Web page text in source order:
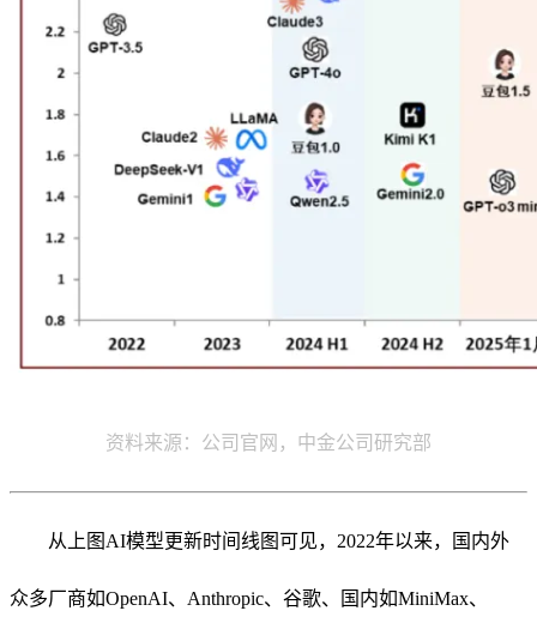
资料来源：公司官网，中金公司研究部
从上图AI模型更新时间线图可见，2022年以来，国内外
众多厂商如OpenAI、Anthropic、谷歌、国内如MiniMax、